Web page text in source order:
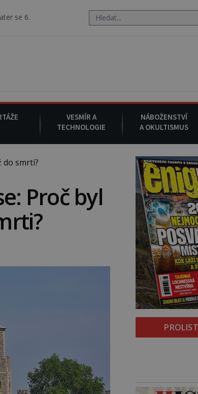
navečeří ve své oblíbené restauraci, pak si na ulici
VESMÍR A
TECHNOLOGIE
NÁBOŽENSTVÍ
A OKULTISMUS
do smrti?
Proč byl